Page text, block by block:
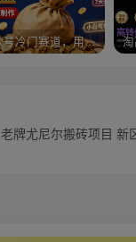
公众号冷门赛道，用AI做情感漫画，7天开通流量主，操作简单，小白可玩
老牌尤尼尔搬砖项目 新